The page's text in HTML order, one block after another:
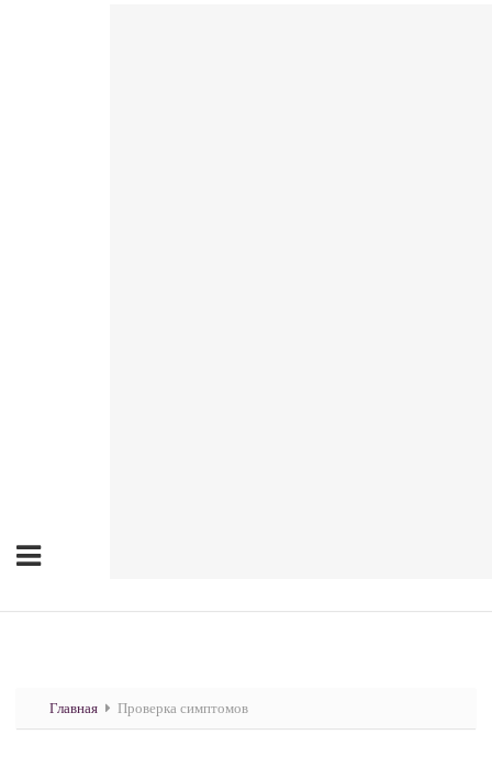
Главная Проверка симптомов